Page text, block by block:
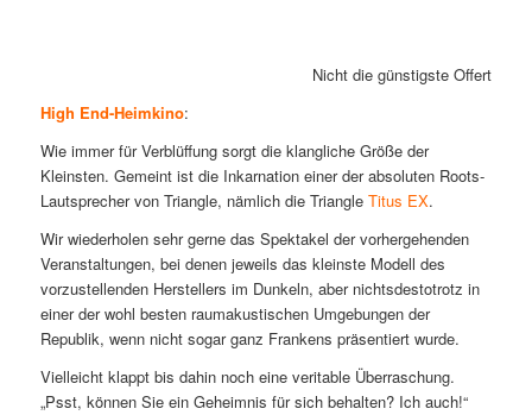
Nicht die günstigste Offerte
High End-Heimkino:
Wie immer für Verblüffung sorgt die klangliche Größe der
Kleinsten. Gemeint ist die Inkarnation einer der absoluten Roots-
Lautsprecher von Triangle, nämlich die Triangle Titus EX.
Wir wiederholen sehr gerne das Spektakel der vorhergehenden
Veranstaltungen, bei denen jeweils das kleinste Modell des
vorzustellenden Herstellers im Dunkeln, aber nichtsdestotrotz in
einer der wohl besten raumakustischen Umgebungen der
Republik, wenn nicht sogar ganz Frankens präsentiert wurde.
Vielleicht klappt bis dahin noch eine veritable Überraschung.
„Psst, können Sie ein Geheimnis für sich behalten? Ich auch!“